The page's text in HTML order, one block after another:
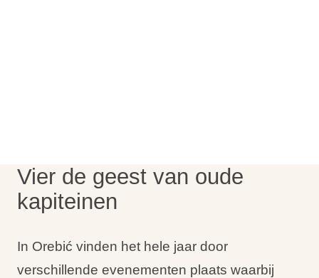
Ami Loyalty programma
Blogi
Vier de geest van oude
kapiteinen
In Orebić vinden het hele jaar door
verschillende evenementen plaats waarbij